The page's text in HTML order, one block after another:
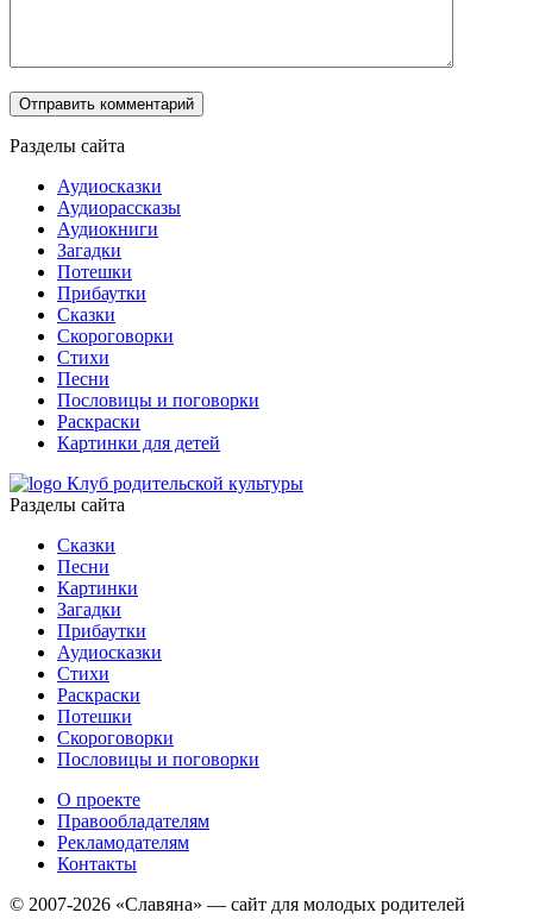
Разделы сайта
Аудиосказки
Аудиорассказы
Аудиокниги
Загадки
Потешки
Прибаутки
Сказки
Скороговорки
Стихи
Песни
Пословицы и поговорки
Раскраски
Картинки для детей
Клуб родительской культуры
Разделы сайта
Сказки
Песни
Картинки
Загадки
Прибаутки
Аудиосказки
Стихи
Раскраски
Потешки
Скороговорки
Пословицы и поговорки
О проекте
Правообладателям
Рекламодателям
Контакты
© 2007-2026 «Славяна» — сайт для молодых родителей